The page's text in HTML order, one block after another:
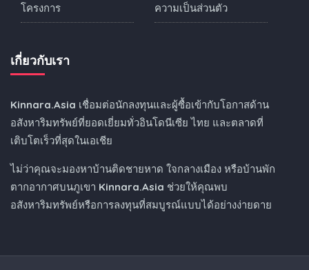
โครงการ ความเป็นส่วนตัว
เกี่ยวกับเรา
Kinnara.Asia เชื่อมต่อนักลงทุนและผู้ซื้อเข้ากับโอกาสด้าน
อสังหาริมทรัพย์ที่ยอดเยี่ยมทั่วอินโดนีเซีย ไทย และตลาดที่
เติบโตเร็วที่สุดในเอเชีย
ไม่ว่าคุณจะมองหาบ้านติดชายหาด ใจกลางเมือง หรือบ้านพัก
ตากอากาศบนภูเขา Kinnara.Asia ช่วยให้คุณพบ
อสังหาริมทรัพย์หรือการลงทุนที่สมบูรณ์แบบได้อย่างง่ายดาย